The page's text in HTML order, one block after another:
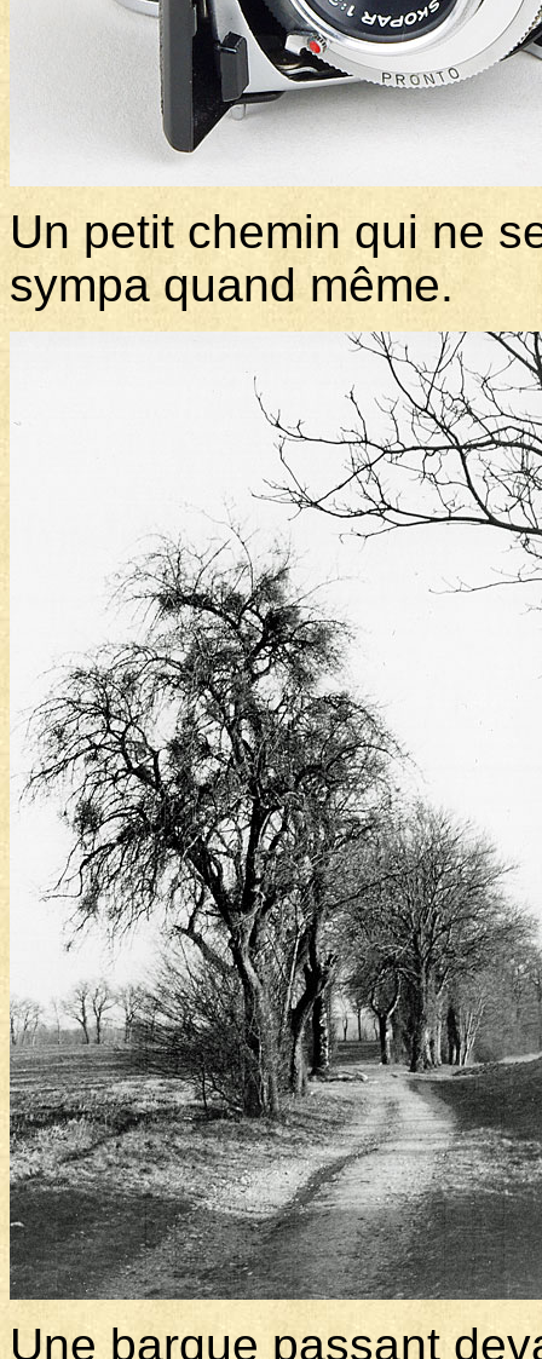
Un petit chemin qui ne
sympa quand même.
Une barque passant